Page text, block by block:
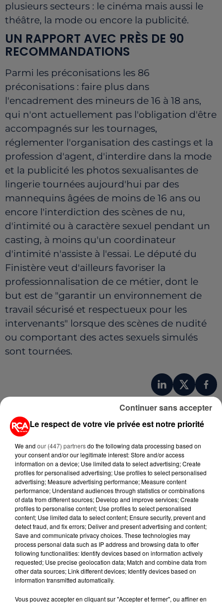
plusieurs secteurs : le cinéma mais aussi le
théâtre, la mode ou encore la publicité.
UN RAPPORT AVEC PRÈS DE 90
RECOMMANDATIONS
Parmi les préconisations les 86
préconisations : faire plus dans
l'encadrement des mineurs de 16 à 18 ans,
qui n'ont actuellement pas l'obligation d'être
accompagnés sur les tournages,
réglementer l'organisation des castings et la
profession d'agent, d'interdire dans la mode
et la publicité les photos sexualisantes de
lingerie tournées aujourd'hui par des
mannequins âgées de moins de 16 ans ou
encore l'interdiction des scènes de nu,
d'intimité ou à caractère sexuel pendant un
casting, à moins qu'un coordinateur
d'intimité n'assiste à l'essai. Le député du
Finistère veut d'ailleurs favoriser la
professionnalisation de ce métier, dont le
but est de "garantir un environnement de
travail sécurisé et respectueux pour les
intervenants" lorsque des scènes de nudité
ou comportant des actes sexuels simulés
sont tournées.
A LIRE AUSSI...
19h12
PETIT-DÉJEUNER : EST-IL
VRAIMENT OBLIGATOIRE DE
MANGER LE MATIN ?
11h03
WEEK-END ROUGE SUR LES
PRÉPARE À UN...
Le respect de votre vie privée est notre priorité
We and our (447) partnersdo the following data processing based on
your consent and/or our legitimate interest: Store and/or access
information on a device; Use limited data to select advertising; Create
profiles for personalised advertising; Use profiles to select personalised
advertising; Measure advertising performance; Measure content
performance; Understand audiences through statistics or combinations
of data from different sources; Develop and improve services; Create
profiles to personalise content; Use profiles to select personalised
content; Use limited data to select content; Ensure security, prevent and
detect fraud, and fix errors; Deliver and present advertising and content;
Save and communicate privacy choices. These technologies may
process personal data such as IP address and browsing data to offer
following functionalities: Identify devices based on information actively
requested; Use precise geolocation data; Match and combine data from
other data sources; Link different devices; Identify devices based on
information transmitted automatically.
Vous pouvez accepter en cliquant sur "Accepter et fermer", ou affiner en
Continuer sans accepter